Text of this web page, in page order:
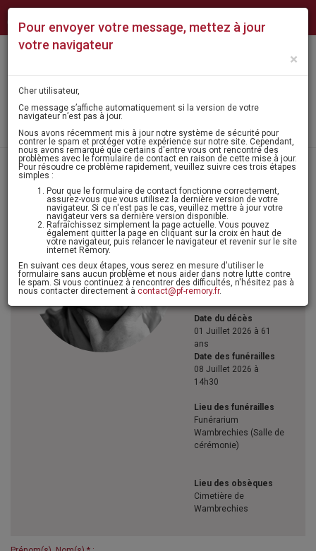
D'URGENCE
AGENCES
SOMMES-
NOUS ?
MENU
Laisser un message
Accueil> Avis de décès - condoléances> Monsieur jean-françois lesage
Monsieur
Jean-François
LESAGE
Date du décès
01 Juillet 2026 à 61
ans
Date des funérailles
08 Juillet 2026 à
14h30
Lieu des funérailles
Funérarium
Wambrechies (Salle de
cérémonie)
Lieu des obsèques
Cimetière de
Wambrechies
Pour envoyer votre message, mettez à jour
votre navigateur
×
Cher utilisateur,
Ce message s’affiche automatiquement si la version de votre
navigateur n’est pas à jour.
Nous avons récemment mis à jour notre système de sécurité pour
contrer le spam et protéger votre expérience sur notre site. Cependant,
nous avons remarqué que certains d'entre vous ont rencontré des
problèmes avec le formulaire de contact en raison de cette mise à jour.
Pour résoudre ce problème rapidement, veuillez suivre ces trois étapes
simples :
Pour que le formulaire de contact fonctionne correctement,
assurez-vous que vous utilisez la dernière version de votre
navigateur. Si ce n'est pas le cas, veuillez mettre à jour votre
navigateur vers sa dernière version disponible.
Rafraîchissez simplement la page actuelle. Vous pouvez
également quitter la page en cliquant sur la croix en haut de
votre navigateur, puis relancer le navigateur et revenir sur le site
internet Remory.
En suivant ces deux étapes, vous serez en mesure d'utiliser le
formulaire sans aucun problème et nous aider dans notre lutte contre
le spam. Si vous continuez à rencontrer des difficultés, n'hésitez pas à
nous contacter directement à contact@pf-remory.fr.